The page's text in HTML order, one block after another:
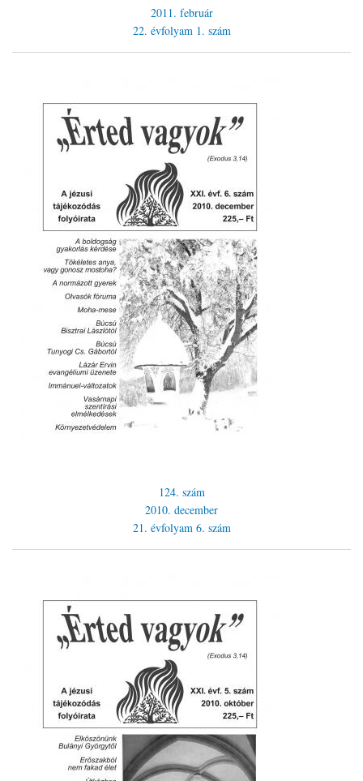
2011. február
22. évfolyam 1. szám
124. szám
2010. december
21. évfolyam 6. szám